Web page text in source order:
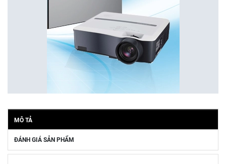
MÔ TẢ
ĐÁNH GIÁ SẢN PHẨM